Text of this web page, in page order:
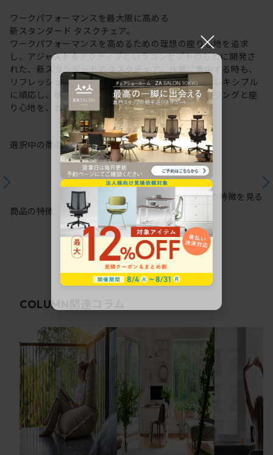
ワークパフォーマンスを最大限に高める
新スタンダード タスクチェア。
ワークパフォーマンスを高めるための理想の座り心地を追求
し、アジャスト＆アクティブというコンセプトのもとに開発さ
れた、新スタンダードのタスクチェア。作業に集中する時も、
リフレッシュする時も、座る姿勢や身体の動きにフレキシブル
に順応し、快適にサポートします。新感覚のスタイリングと座
り心地を、ぜひご体感ください。
選択中の商品情報保証注意事項
商品の特徴
シリーズの特徴を見る
COLUMN
×